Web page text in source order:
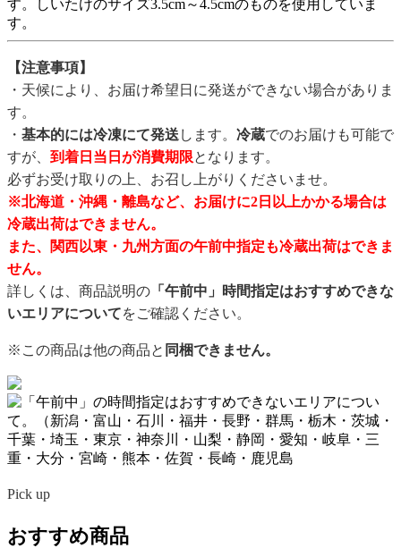
す。しいたけのサイズ3.5cm～4.5cmのものを使用していま
す。
【注意事項】
・天候により、お届け希望日に発送ができない場合がありま
す。
・ 基本的には冷凍にて発送 します。 冷蔵でのお届けも可能で
すが、 到着日当日が消費期限となります。
必ずお受け取りの上、お召し上がりくださいませ。
※北海道・沖縄・離島など、お届けに2日以上かかる場合は
冷蔵出荷はできません。
また、関西以東・九州方面の午前中指定も冷蔵出荷はできま
せん。
詳しくは、商品説明の 「午前中」時間指定はおすすめできな
いエリアについてをご確認ください。
※この商品は他の商品と 同梱できません。
Pick up
おすすめ商品